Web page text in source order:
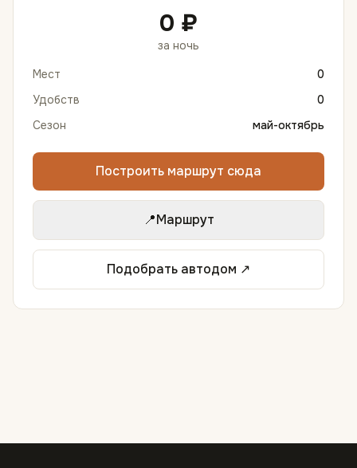
0 ₽
за ночь
Мест
0
Удобств
0
Сезон
май-октябрь
Построить маршрут сюда
📍Маршрут
Подобрать автодом ↗